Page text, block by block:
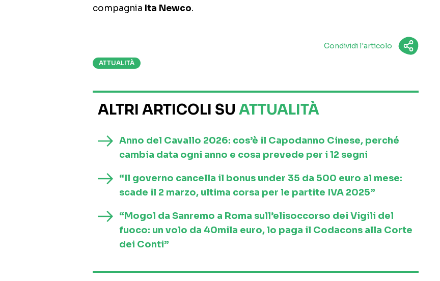
compagnia Ita Newco.
Condividi l'articolo
ATTUALITÀ
ALTRI ARTICOLI SU ATTUALITÀ
Anno del Cavallo 2026: cos’è il Capodanno Cinese, perché
cambia data ogni anno e cosa prevede per i 12 segni
“Il governo cancella il bonus under 35 da 500 euro al mese:
scade il 2 marzo, ultima corsa per le partite IVA 2025”
“Mogol da Sanremo a Roma sull’elisoccorso dei Vigili del
fuoco: un volo da 40mila euro, lo paga il Codacons alla Corte
dei Conti”